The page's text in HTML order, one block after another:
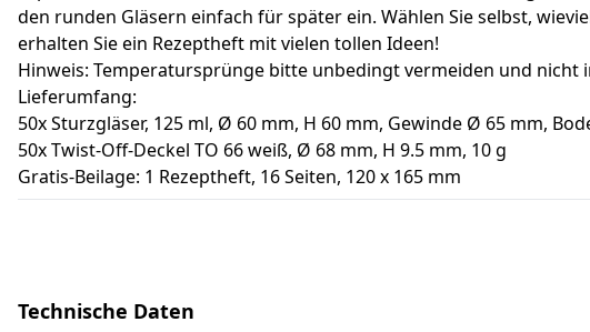
den runden Gläsern einfach für später ein. Wählen Sie selbst,
erhalten Sie ein Rezeptheft mit vielen tollen Ideen!
Hinweis: Temperatursprünge bitte unbedingt vermeiden und nicht
Lieferumfang:
50x Sturzgläser, 125 ml, Ø 60 mm, H 60 mm, Gewinde Ø 65 mm,
50x Twist-Off-Deckel TO 66 weiß, Ø 68 mm, H 9.5 mm, 10 g
Gratis-Beilage: 1 Rezeptheft, 16 Seiten, 120 x 165 mm
Technische Daten